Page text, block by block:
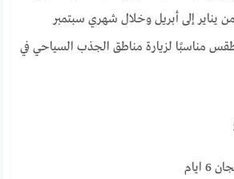
يناير إلى أبريل وخلال شهري سبتمبر
مناسبًا لزيارة مناطق الجذب السياحي في
ايام